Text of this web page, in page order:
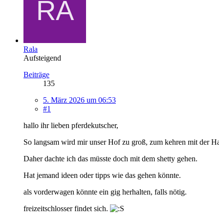
Rala
Aufsteigend
Beiträge
135
5. März 2026 um 06:53
#1
hallo ihr lieben pferdekutscher,
So langsam wird mir unser Hof zu groß, zum kehren mit der
Daher dachte ich das müsste doch mit dem shetty gehen.
Hat jemand ideen oder tipps wie das gehen könnte.
als vorderwagen könnte ein gig herhalten, falls nötig.
freizeitschlosser findet sich.